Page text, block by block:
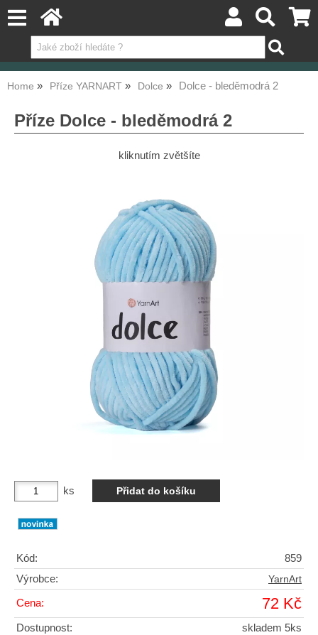
Home Příze YARNART Dolce Dolce - bleděmodrá 2
Příze Dolce - bleděmodrá 2
kliknutím zvětšíte
ks
Kód:
859
Výrobce:
YarnArt
Cena: 72 Kč
Dostupnost: skladem 5ks